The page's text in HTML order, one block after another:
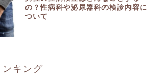
の？性病科や泌尿器科の検診内容に
ついて
キング